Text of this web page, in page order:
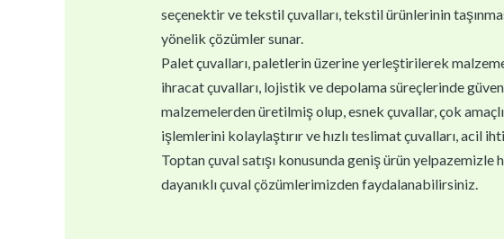
seçenektir ve tekstil çuvalları, tekstil ürünlerinin
yönelik çözümler sunar.
Palet çuvalları, paletlerin üzerine yerleştirilerek
ihracat çuvalları, lojistik ve depolama süreçlerinde
malzemelerden üretilmiş olup, esnek çuvallar, çok
işlemlerini kolaylaştırır ve hızlı teslimat çuvalları, acil
Toptan çuval satışı konusunda geniş ürün
dayanıklı çuval çözümlerimizden faydalanabilirsiniz.